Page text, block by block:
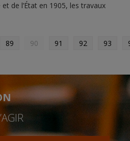
et de l’État en 1905, les travaux
89 90 91 92 93